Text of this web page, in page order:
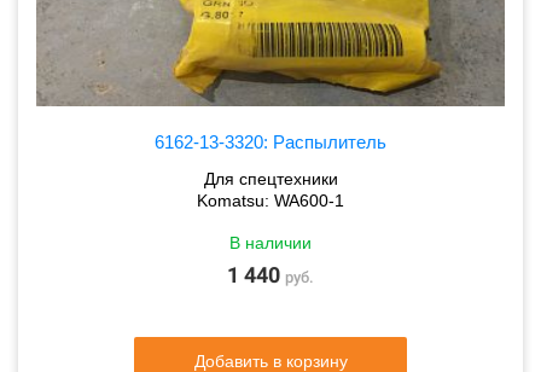
6162-13-3320: Распылитель
Для спецтехники
Komatsu: WA600-1
В наличии
1 440 руб.
Добавить в корзину